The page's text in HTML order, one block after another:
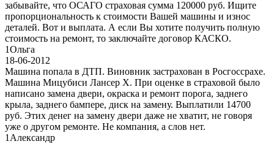
забывайте, что ОСАГО страховая сумма 120000 руб. Ищите
пропорциональность к стоимости Вашей машины и износ
деталей. Вот и выплата. А если Вы хотите получить полную
стоимость на ремонт, то заключайте договор КАСКО.
1Ольга
18-06-2012
Машина попала в ДТП. Виновник застрахован в Росгоссрахе.
Машина Мицубиси Лансер Х. При оценке в страховой было
написано замена двери, окраска и ремонт порога, заднего
крыла, заднего бампере, диск на замену. Выплатили 14700
руб. Этих денег на замену двери даже не хватит, не говоря
уже о другом ремонте. Не компания, а слов нет.
1 Александр